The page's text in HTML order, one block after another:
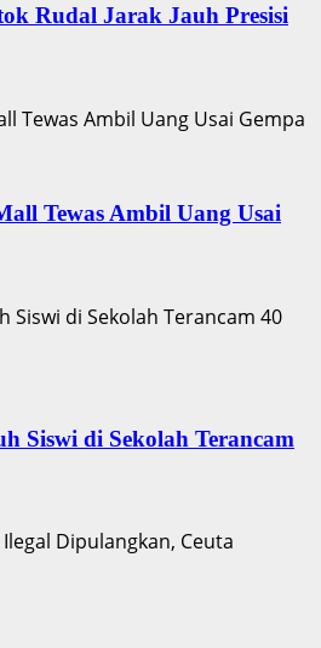
Rudal Jarak Jauh Presisi
Tewas Ambil Uang Usai
Siswi di Sekolah Terancam